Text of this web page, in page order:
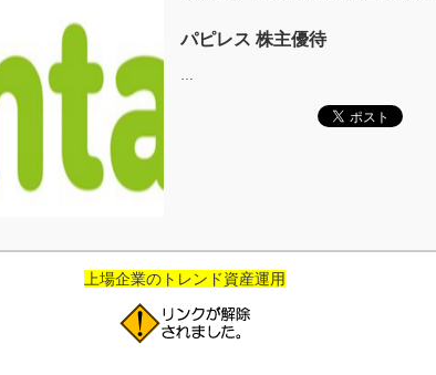
パピレス 株主優待
…
上場企業のトレンド資産運用